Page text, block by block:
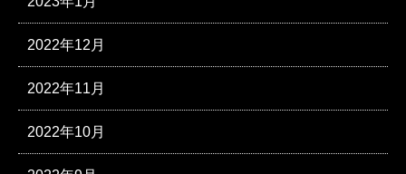
2022年12月
2022年11月
2022年10月